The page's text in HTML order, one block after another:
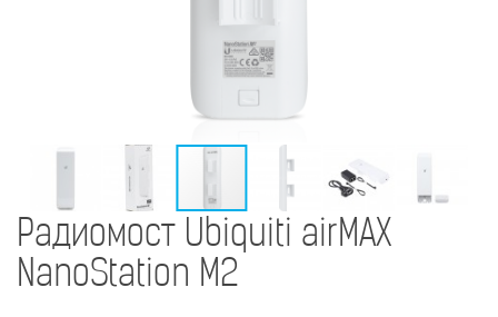
Радиомост Ubiquiti airMAX
NanoStation M2